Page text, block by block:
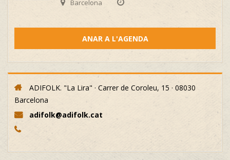
Barcelona
ANAR A L'AGENDA
ADIFOLK. "La Lira" · Carrer de Coroleu, 15 · 08030
Barcelona
adifolk@adifolk.cat